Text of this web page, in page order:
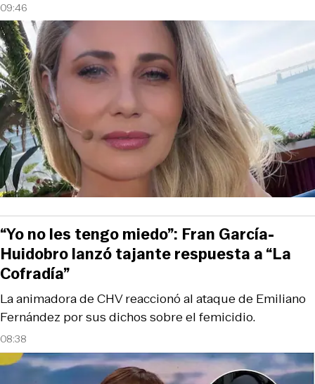
09:46
08:38
La animadora de CHV reaccionó al ataque de Emiliano
Fernández por sus dichos sobre el femicidio.
“Yo no les tengo miedo”: Fran García-
Huidobro lanzó tajante respuesta a “La
Cofradía”